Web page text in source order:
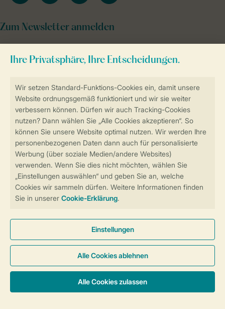
Sicherstellung Deiner Privatsphäre
Sicher und schnell zur Online-Buchung
Sichere Datenübertragung
Sicheres Bezahlen
Zum Newsletter anmelden
Cookies und Banner
Barrierefreiheit
© 2026 Landal GreenParks GmbH